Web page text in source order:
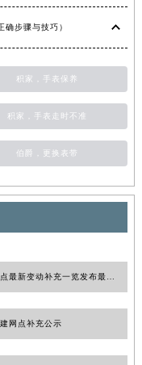
确步骤与技巧）
积家，手表保养
积家，手表走时不准
伯爵，更换表带
网点补充公示